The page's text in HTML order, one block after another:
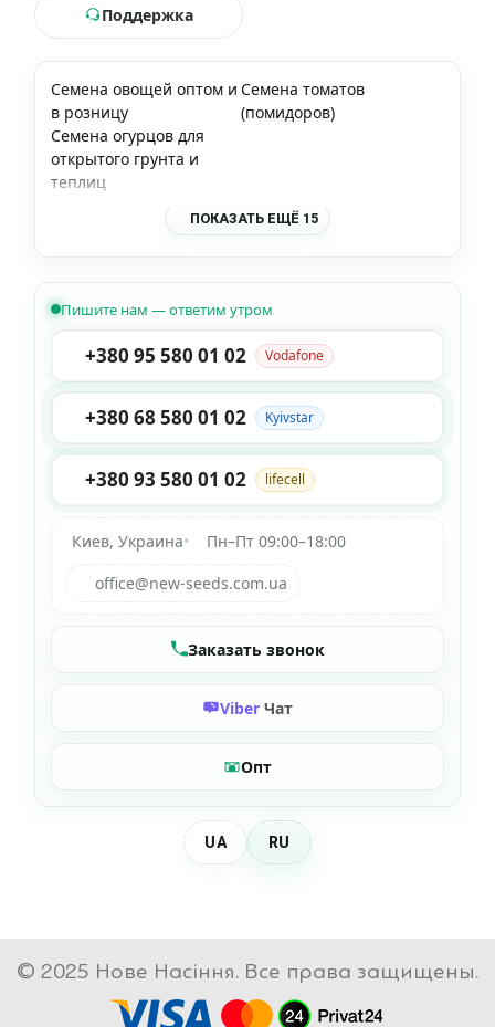
Поддержка
Семена овощей оптом и
в розницу
Семена томатов
(помидоров)
Семена огурцов для
открытого грунта и
теплиц
ПОКАЗАТЬ ЕЩЁ 15
Пишите нам — ответим утром
+380 95 580 01 02 Vodafone
+380 68 580 01 02 Kyivstar
+380 93 580 01 02 lifecell
Киев, Украина•
Пн–Пт 09:00–18:00
office@new-seeds.com.ua
Заказать звонок
Viber Чат
Опт
UA RU
© 2025 Нове Насіння. Все права защищены.